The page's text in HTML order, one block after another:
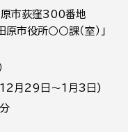
市荻窪300番地
市役所○○課（室）」
(12月29日～1月3日)